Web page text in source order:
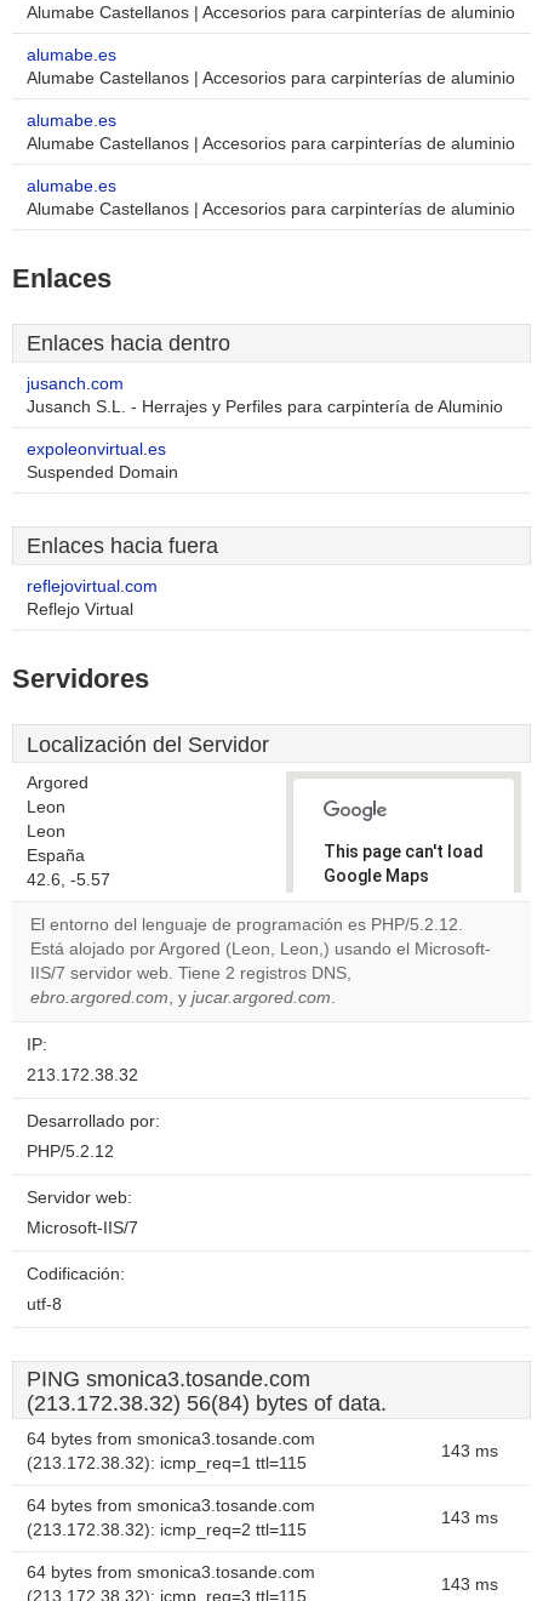
Alumabe Castellanos | Accesorios para carpinterías de aluminio
alumabe.es
Alumabe Castellanos | Accesorios para carpinterías de aluminio
alumabe.es
Alumabe Castellanos | Accesorios para carpinterías de aluminio
alumabe.es
Alumabe Castellanos | Accesorios para carpinterías de aluminio
Enlaces
Enlaces hacia dentro
jusanch.com
Jusanch S.L. - Herrajes y Perfiles para carpintería de Aluminio
expoleonvirtual.es
Suspended Domain
Enlaces hacia fuera
reflejovirtual.com
Reflejo Virtual
Servidores
Localización del Servidor
Argored
Leon
Leon
España
42.6, -5.57
This page can't load
Google Maps
correctly.
Do you
own this
El entorno del lenguaje de programación es PHP/5.2.12.
Está alojado por Argored (Leon, Leon,) usando el Microsoft-
IIS/7 servidor web. Tiene 2 registros DNS,
ebro.argored.com, y jucar.argored.com.
IP:
213.172.38.32
Desarrollado por:
PHP/5.2.12
Servidor web:
Microsoft-IIS/7
Codificación:
utf-8
PING smonica3.tosande.com
(213.172.38.32) 56(84) bytes of data.
64 bytes from smonica3.tosande.com
(213.172.38.32): icmp_req=1 ttl=115
143 ms
64 bytes from smonica3.tosande.com
(213.172.38.32): icmp_req=2 ttl=115
143 ms
64 bytes from smonica3.tosande.com
(213.172.38.32): icmp_req=3 ttl=115
143 ms